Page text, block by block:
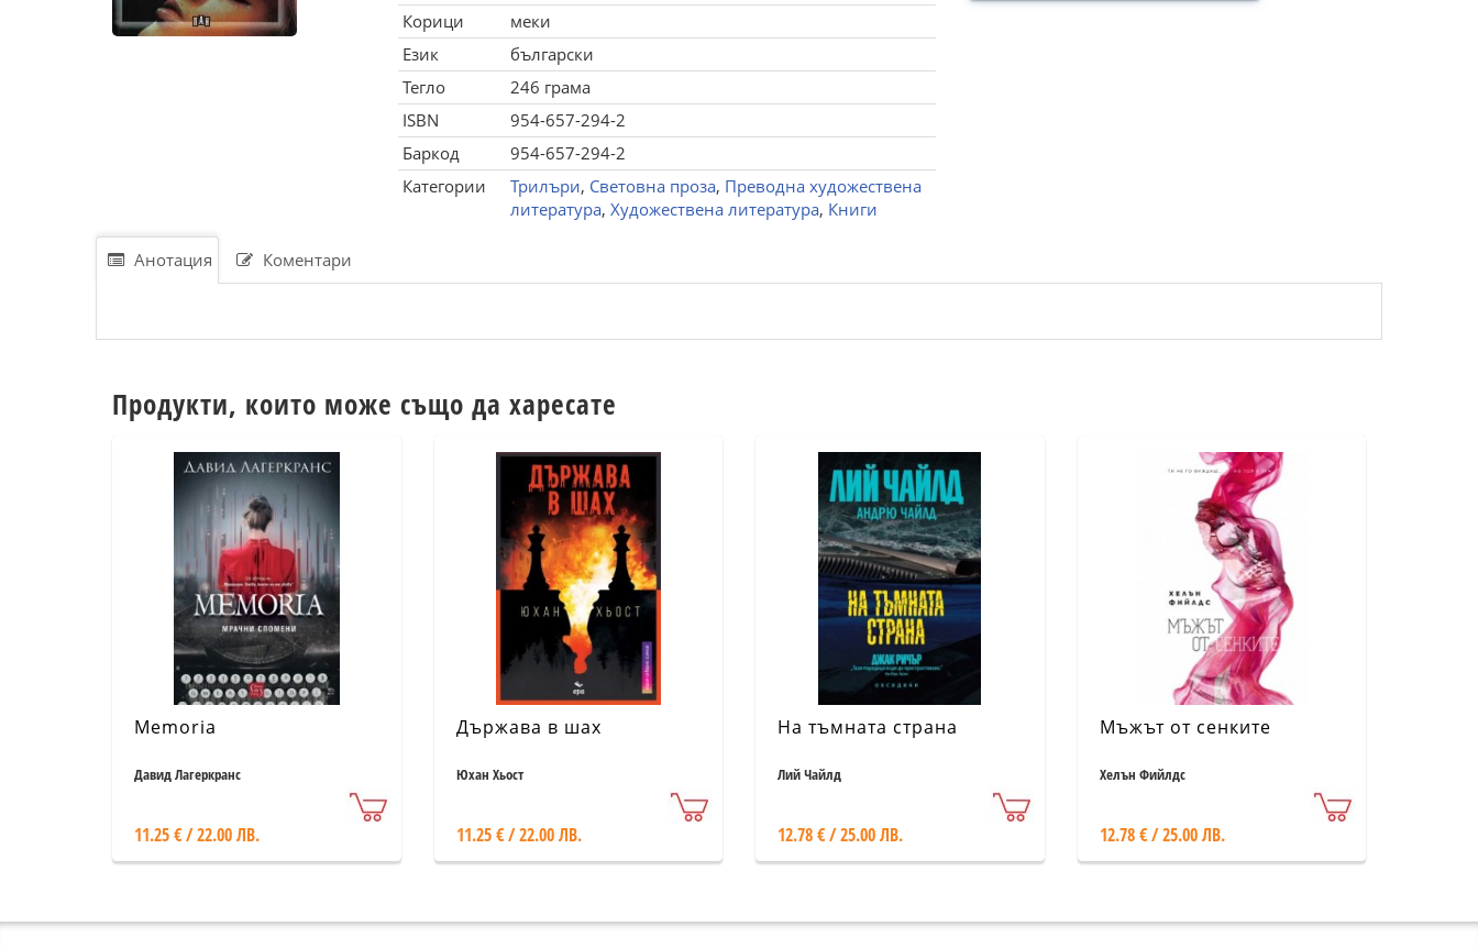
Корици
меки
Език
български
Тегло
246 грама
ISBN
954-657-294-2
Баркод
954-657-294-2
Категории
Трилъри, Световна проза, Преводна художествена
литература, Художествена литература, Книги
Анотация Коментари
Продукти, които може също да харесате
Memoria
Давид Лагеркранс
11.25 € / 22.00 ЛВ.
Държава в шах
Юхан Хьост
11.25 € / 22.00 ЛВ.
На тъмната страна
Лий Чайлд
12.78 € / 25.00 ЛВ.
Мъжът от сенките
Хелън Фийлдс
12.78 € / 25.00 ЛВ.